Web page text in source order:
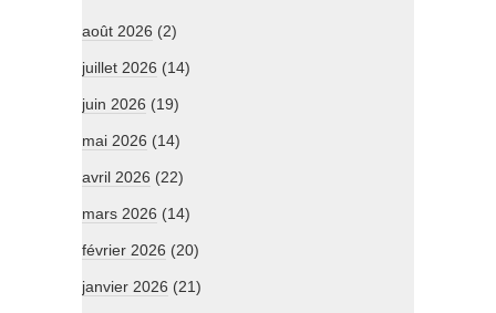
août 2026 (2)
juillet 2026 (14)
juin 2026 (19)
mai 2026 (14)
avril 2026 (22)
mars 2026 (14)
février 2026 (20)
janvier 2026 (21)